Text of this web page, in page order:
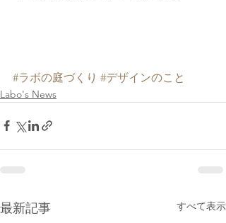
#ラボの庭づくり #デザインのこと
Labo's News
最新記事 すべて表示